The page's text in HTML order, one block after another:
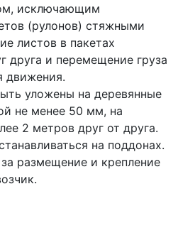
исключающим
(рулонов) стяжными
листов в пакетах
друга и перемещение груза
движения.
уложены на деревянные
не менее 50 мм, на
2 метров друг от друга.
на поддонах.
размещение и крепление